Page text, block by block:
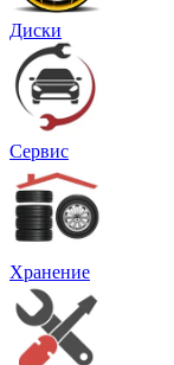
Диски
Сервис
Хранение